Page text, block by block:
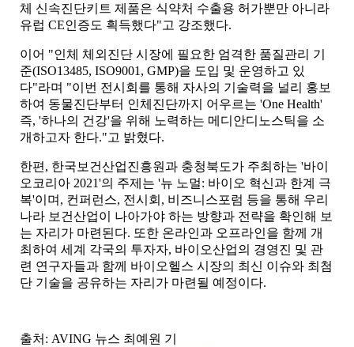
체 신속진단키트 제품은 식약처 수출용 허가뿐만 아니라
유럽 CE인증도 획득했다"고 강조했다.
이어 "인체 체외진단 시장에 필요한 엄격한 품질관리 기
준(ISO13485, ISO9001, GMP)을 도입 및 운영하고 있
다"라며 "이번 전시회를 통해 자사의 기술력을 널리 홍보
하여 동물진단부터 인체진단까지 어우르는 'One Health'
즉, '하나의 건강'을 위해 노력하는 메디안디노스틱을 소
개하고자 한다."고 밝혔다.
한편, 한국보건산업진흥원과 충청북도가 주최하는 '바이
오코리아 2021'의 주제는 '뉴 노멀: 바이오 혁신과 한계 극
복'이며, 컨퍼런스, 전시회, 비즈니스포럼 등을 통해 우리
나라 보건산업이 나아가야 하는 방향과 전략을 확인해 보
는 자리가 마련된다. 또한 온라인과 오프라인을 함께 개
최하여 세계 각국의 투자자, 바이오산업의 경영진 및 관
련 연구자들과 함께 바이오헬스 시장의 최신 이슈와 최첨
단 기술을 공유하는 자리가 마련될 예정이다.
출처: AVING 뉴스 최예원 기